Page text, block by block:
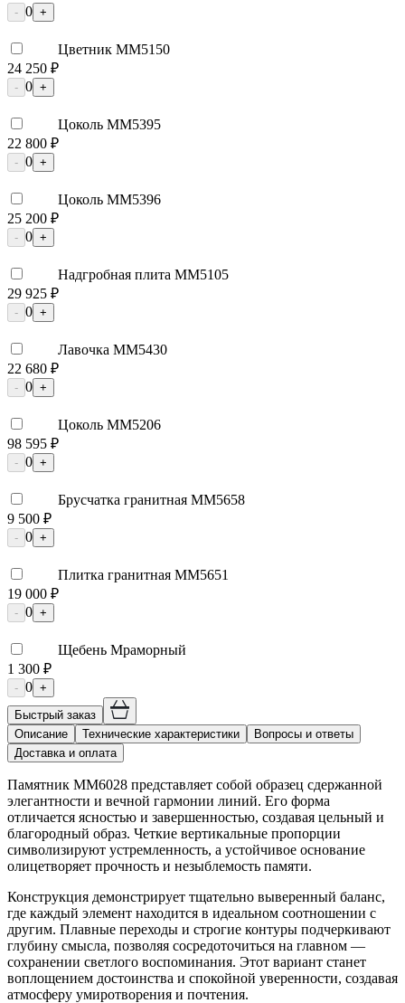
- 0 +
Цветник ММ5150
24 250 ₽
- 0 +
Цоколь ММ5395
22 800 ₽
- 0 +
Цоколь ММ5396
25 200 ₽
- 0 +
Надгробная плита ММ5105
29 925 ₽
- 0 +
Лавочка ММ5430
22 680 ₽
- 0 +
Цоколь ММ5206
98 595 ₽
- 0 +
Брусчатка гранитная ММ5658
9 500 ₽
- 0 +
Плитка гранитная ММ5651
19 000 ₽
- 0 +
Щебень Мраморный
1 300 ₽
- 0 +
Быстрый заказ
Описание
Технические характеристики
Вопросы и ответы
Доставка и оплата
Памятник ММ6028 представляет собой образец сдержанной
элегантности и вечной гармонии линий. Его форма
отличается ясностью и завершенностью, создавая цельный и
благородный образ. Четкие вертикальные пропорции
символизируют устремленность, а устойчивое основание
олицетворяет прочность и незыблемость памяти.
Конструкция демонстрирует тщательно выверенный баланс,
где каждый элемент находится в идеальном соотношении с
другим. Плавные переходы и строгие контуры подчеркивают
глубину смысла, позволяя сосредоточиться на главном —
сохранении светлого воспоминания. Этот вариант станет
воплощением достоинства и спокойной уверенности, создавая
атмосферу умиротворения и почтения.